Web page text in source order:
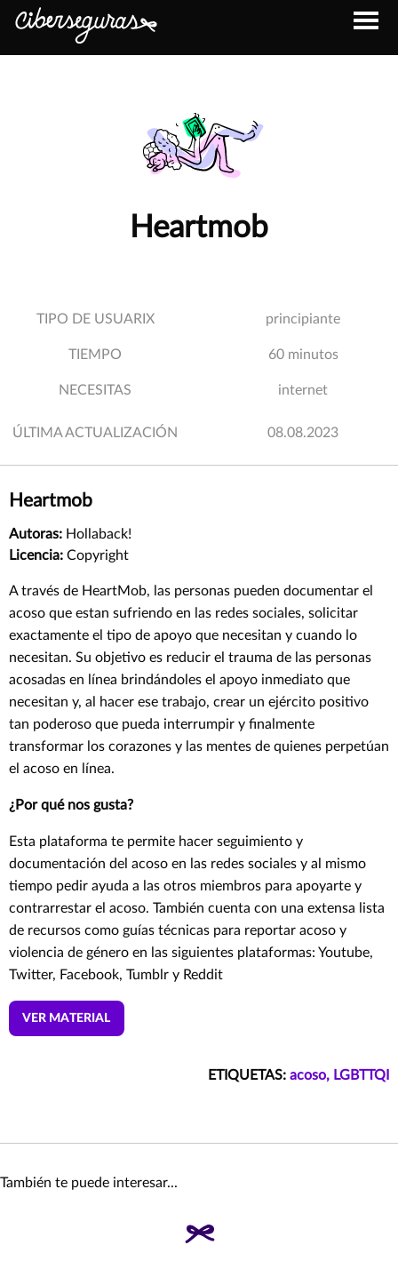
Heartmob
TIPO DE USUARIX principiante
TIEMPO 60 minutos
NECESITAS internet
ÚLTIMA ACTUALIZACIÓN 08.08.2023
Heartmob
Autoras: Hollaback!
Licencia: Copyright
A través de HeartMob, las personas pueden documentar el
acoso que estan sufriendo en las redes sociales, solicitar
exactamente el tipo de apoyo que necesitan y cuando lo
necesitan. Su objetivo es reducir el trauma de las personas
acosadas en línea brindándoles el apoyo inmediato que
necesitan y, al hacer ese trabajo, crear un ejército positivo
tan poderoso que pueda interrumpir y finalmente
transformar los corazones y las mentes de quienes perpetúan
el acoso en línea.
¿Por qué nos gusta?
Esta plataforma te permite hacer seguimiento y
documentación del acoso en las redes sociales y al mismo
tiempo pedir ayuda a las otros miembros para apoyarte y
contrarrestar el acoso. También cuenta con una extensa lista
de recursos como guías técnicas para reportar acoso y
violencia de género en las siguientes plataformas: Youtube,
Twitter, Facebook, Tumblr y Reddit
VER MATERIAL
ETIQUETAS: acoso, LGBTTQI
También te puede interesar...